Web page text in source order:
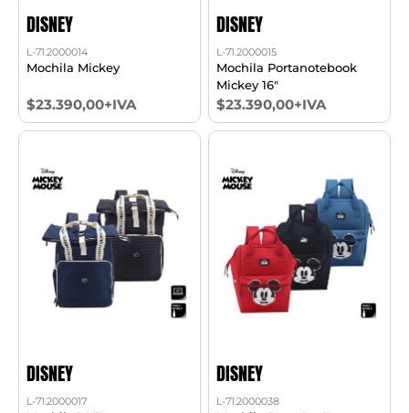
DISNEY
L-71.2000014
Mochila Mickey
$23.390,00+IVA
DISNEY
L-71.2000015
Mochila Portanotebook
Mickey 16"
$23.390,00+IVA
DISNEY
L-71.2000017
DISNEY
L-71.2000038